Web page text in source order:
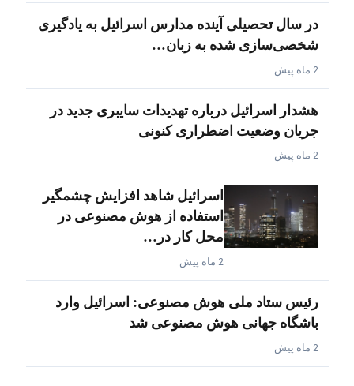
در سال تحصیلی آینده مدارس اسرائیل به یادگیری
شخصی‌سازی شده به زبان…
2 ماه پیش
هشدار اسرائیل درباره تهدیدات سایبری جدید در
جریان وضعیت اضطراری کنونی
2 ماه پیش
اسرائیل شاهد افزایش چشمگیر
استفاده از هوش مصنوعی در
محل کار در…
2 ماه پیش
رئیس ستاد ملی هوش مصنوعی: اسرائیل وارد
باشگاه جهانی هوش مصنوعی شد
2 ماه پیش